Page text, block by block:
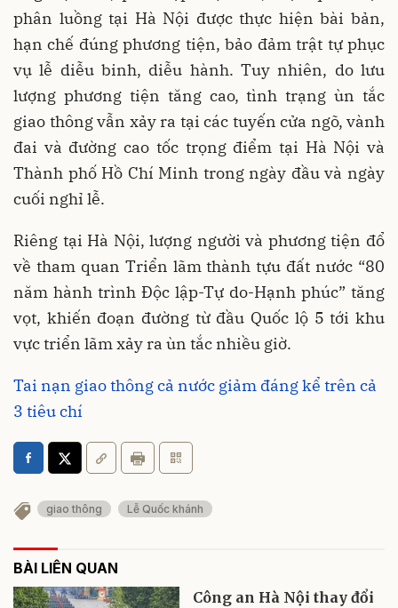
phân luồng tại Hà Nội được thực hiện bài bản,
hạn chế đúng phương tiện, bảo đảm trật tự phục
vụ lễ diễu binh, diễu hành. Tuy nhiên, do lưu
lượng phương tiện tăng cao, tình trạng ùn tắc
giao thông vẫn xảy ra tại các tuyến cửa ngõ, vành
đai và đường cao tốc trọng điểm tại Hà Nội và
Thành phố Hồ Chí Minh trong ngày đầu và ngày
cuối nghỉ lễ.
Riêng tại Hà Nội, lượng người và phương tiện đổ
về tham quan Triển lãm thành tựu đất nước “80
năm hành trình Độc lập-Tự do-Hạnh phúc” tăng
vọt, khiến đoạn đường từ đầu Quốc lộ 5 tới khu
vực triển lãm xảy ra ùn tắc nhiều giờ.
Tai nạn giao thông cả nước giảm đáng kể trên cả
3 tiêu chí
giao thông Lễ Quốc khánh
BÀI LIÊN QUAN
Công an Hà Nội thay đổi